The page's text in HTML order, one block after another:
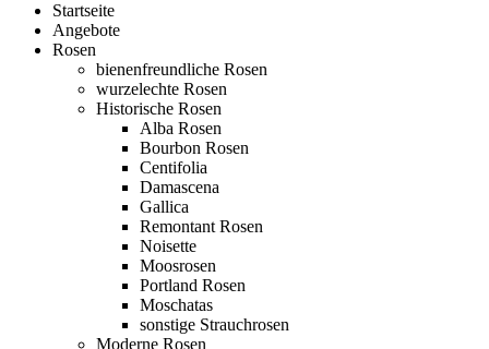
Startseite
Angebote
Rosen
bienenfreundliche Rosen
wurzelechte Rosen
Historische Rosen
Alba Rosen
Bourbon Rosen
Centifolia
Damascena
Gallica
Remontant Rosen
Noisette
Moosrosen
Portland Rosen
Moschatas
sonstige Strauchrosen
Moderne Rosen